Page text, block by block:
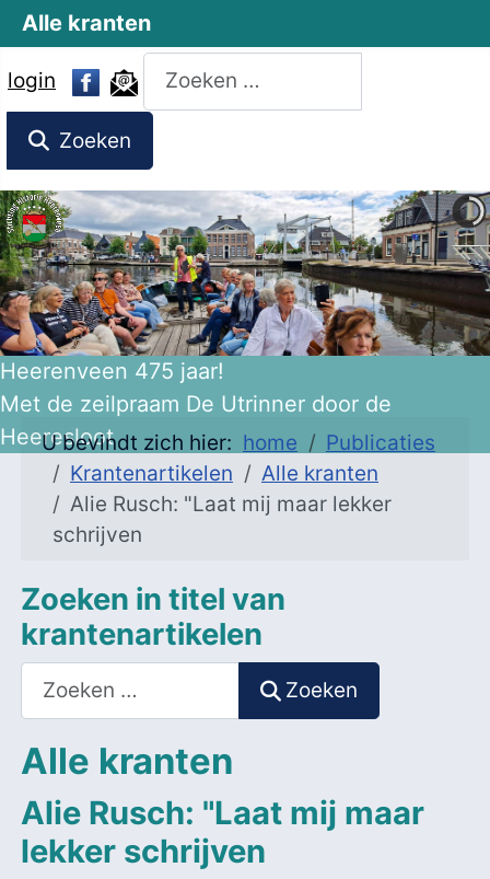
login
Zoeken
Zoeken
Heerenveen 475 jaar!
Met de zeilpraam De Utrinner door de
Heeresloot
U bevindt zich hier: home
Publicaties
Krantenartikelen
Alle kranten
Alie Rusch: "Laat mij maar lekker
schrijven
Zoeken in titel van
krantenartikelen
Zoeken
Zoeken
Alle kranten
Alie Rusch: "Laat mij maar
lekker schrijven
Alle kranten